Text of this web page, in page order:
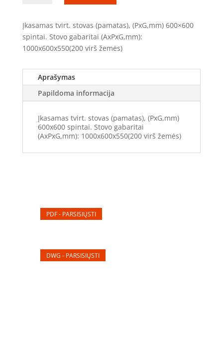
(800
mm
po
200mm
(TS100660)
Įkasamas tvirt. stovas (pamatas), (PxG,mm) 600×600
spintai. Stovo gabaritai (AxPxG,mm):
1000x600x550(200 virš žemės)
Aprašymas
Papildoma informacija
Įkasamas tvirt. stovas (pamatas), (PxG,mm)
600x600 spintai. Stovo gabaritai
(AxPxG,mm): 1000x600x550(200 virš žemės)
PDF - PARSISIŲSTI
DWG - PARSISIŲSTI